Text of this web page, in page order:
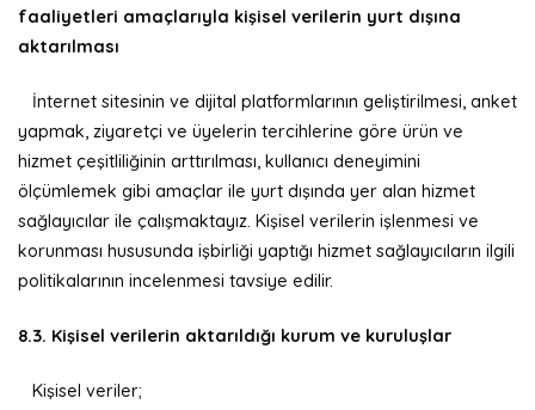
faaliyetleri amaçlarıyla kişisel verilerin yurt dışına
aktarılması
İnternet sitesinin ve dijital platformlarının geliştirilmesi, anket
yapmak, ziyaretçi ve üyelerin tercihlerine göre ürün ve
hizmet çeşitliliğinin arttırılması, kullanıcı deneyimini
ölçümlemek gibi amaçlar ile yurt dışında yer alan hizmet
sağlayıcılar ile çalışmaktayız. Kişisel verilerin işlenmesi ve
korunması hususunda işbirliği yaptığı hizmet sağlayıcıların ilgili
politikalarının incelenmesi tavsiye edilir.
8.3. Kişisel verilerin aktarıldığı kurum ve kuruluşlar
Kişisel veriler;